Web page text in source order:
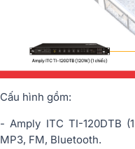
Cấu hình gồm:
- Amply ITC TI-120DTB
MP3, FM, Bluetooth.